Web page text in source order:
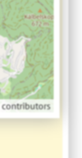
contributors